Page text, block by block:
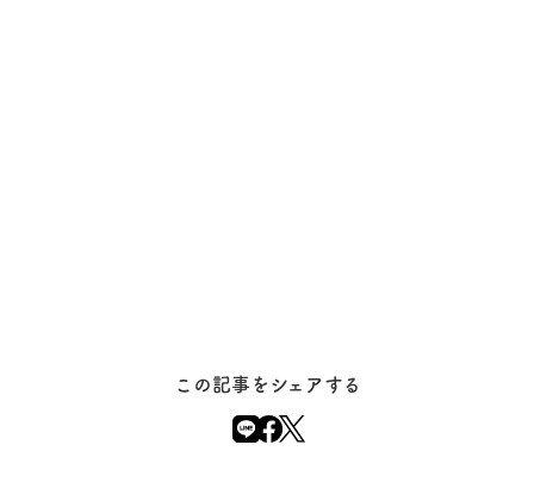
この記事をシェアする